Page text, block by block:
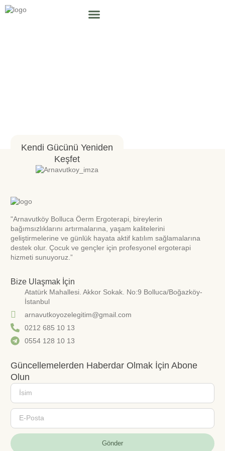
Kendi Gücünü Yeniden
Keşfet
"Arnavutköy Bolluca Öerm Ergoterapi, bireylerin
bağımsızlıklarını artırmalarına, yaşam kalitelerini
geliştirmelerine ve günlük hayata aktif katılım sağlamalarına
destek olur. Çocuk ve gençler için profesyonel ergoterapi
hizmeti sunuyoruz.”
Bize Ulaşmak İçin
Atatürk Mahallesi. Akkor Sokak. No:9 Bolluca/Boğazköy-
İstanbul
arnavutkoyozelegitim@gmail.com
0212 685 10 13
0554 128 10 13
Güncellemelerden Haberdar Olmak İçin Abone
Olun
Gönder